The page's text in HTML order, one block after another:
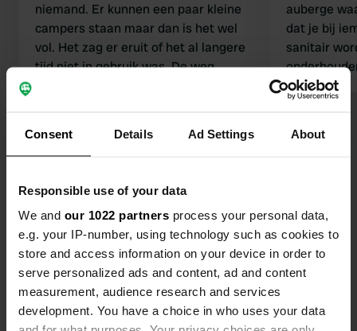
Consent Details Ad Settings About
Responsible use of your data
We and our 1022 partners process your personal data,
e.g. your IP-number, using technology such as cookies to
store and access information on your device in order to
serve personalized ads and content, ad and content
measurement, audience research and services
development. You have a choice in who uses your data
niemand. Er kunnen een paar kleine
campers staan maar dan is het wel
vol. Het zag er eruit of het al langere
tijd niet in gebruik was. De weg
meer dan 10km. Zeer slecht wegdek.
Beter even wachten tot de weg klaar
wel is
auberge
dat je bij
sanitair
met elektra
gelegen.
Contact
Locatie
-, Ain Leuh, Marokko Kopiëren
Coördinaten
33° 18' 22" N 5° 20' 5" W